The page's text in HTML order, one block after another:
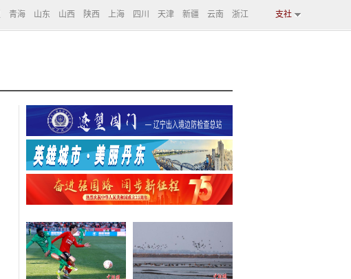
青海 山东 山西 陕西 上海 四川 天津 新疆 云南 浙江 支社